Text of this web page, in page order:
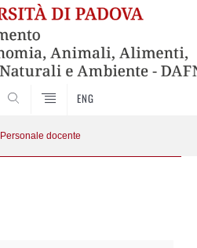
ENG
Personale docente